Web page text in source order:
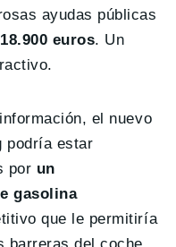
ayudas públicas
18.900 euros. Un
el nuevo
podría estar
por un
gasolina
que le permitiría